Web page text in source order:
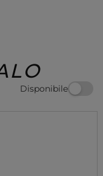
Disponibile